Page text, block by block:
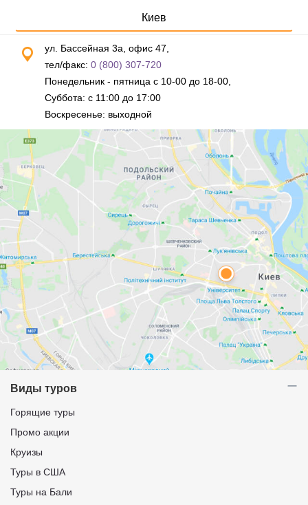
Киев
ул. Бассейная 3а, офис 47,
тел/факс: 0 (800) 307-720
Понедельник - пятница с 10-00 до 18-00,
Суббота: с 11:00 до 17:00
Воскресенье: выходной
Виды туров
Горящие туры
Промо акции
Круизы
Туры в США
Туры на Бали